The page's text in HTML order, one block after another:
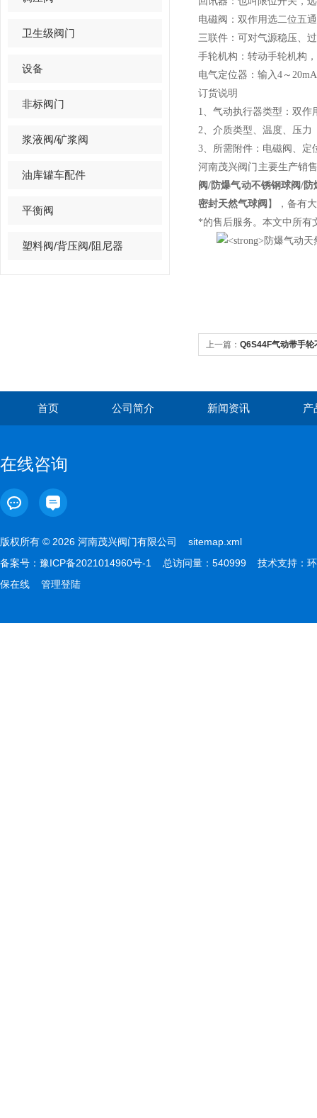
卫生级阀门
设备
非标阀门
浆液阀/矿浆阀
油库罐车配件
平衡阀
塑料阀/背压阀/阻尼器
电磁阀：双作用选二位五
三联件：可对气源稳压、
手轮机构：转动手轮机构
电气定位器：输入4～
订货说明
1、气动执行器类型：双作
2、介质类型、温度、压力
3、所需附件：电磁阀、定
河南茂兴阀门主要生产销
阀/防爆气动不锈钢球阀/
密封天然气球阀 】，备有
*的售后服务。本文中所有
上一篇： Q6S44F气动带手
首页 公司简介 新闻资讯 产
在线咨询
版权所有 © 2026 河南茂兴阀门有限公司 sitemap.xml
备案号： 豫ICP备2021014960号-1 总访问量：540999 技术支持： 环
保在线
管理登陆